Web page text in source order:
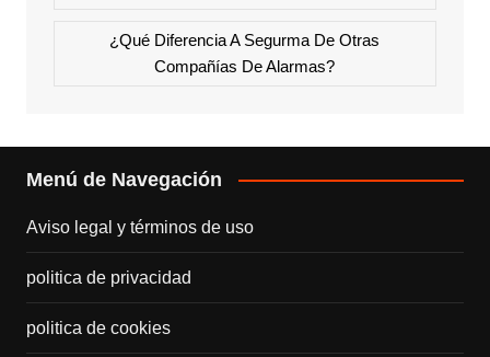
¿Qué Diferencia A Segurma De Otras
Compañías De Alarmas?
Menú de Navegación
Aviso legal y términos de uso
politica de privacidad
politica de cookies